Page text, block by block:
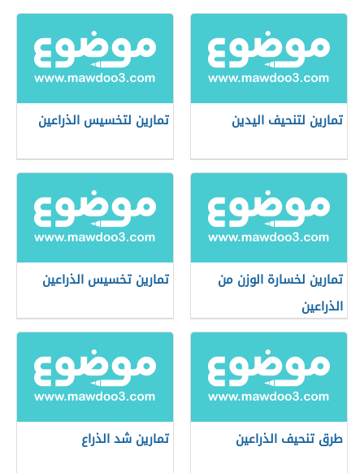
تمارين لتنحيف اليدين تمارين لتخسيس الذراعين
تمارين لخسارة الوزن من
الذراعين
تمارين تخسيس الذراعين
طرق تنحيف الذراعين تمارين شد الذراع